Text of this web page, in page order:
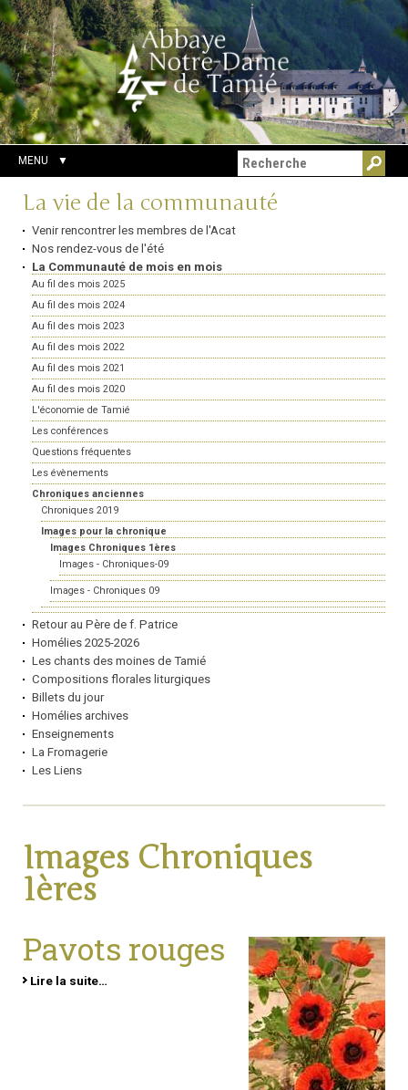
Aller
au
contenu.
|
Aller
à
la
navigation
Outils
personnels
Chercher par
Recherche
avancée…
MENU
Navigation
La vie de la communauté
Venir rencontrer les membres de l'Acat
Nos rendez-vous de l'été
La Communauté de mois en mois
Au fil des mois 2025
Au fil des mois 2024
Au fil des mois 2023
Au fil des mois 2022
Au fil des mois 2021
Au fil des mois 2020
L'économie de Tamié
Les conférences
Questions fréquentes
Les évènements
Chroniques anciennes
Chroniques 2019
Images pour la chronique
Images Chroniques 1ères
Images - Chroniques-09
Images - Chroniques 09
Retour au Père de f. Patrice
Homélies 2025-2026
Les chants des moines de Tamié
Compositions florales liturgiques
Billets du jour
Homélies archives
Enseignements
La Fromagerie
Les Liens
Images Chroniques
1ères
Pavots rouges
Lire la suite…